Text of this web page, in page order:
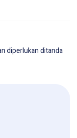
diperlukan ditanda